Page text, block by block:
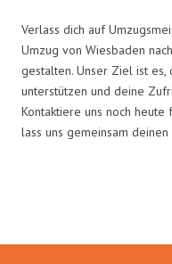
Verlass dich auf
Umzug von Wiesbaden
gestalten. Unser Ziel ist es,
unterstützen und deine
Kontaktiere uns noch
lass uns gemeinsam